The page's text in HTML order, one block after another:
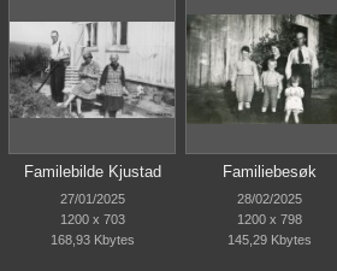
Familebilde Kjustad
27/01/2025
1200 x 703
168,93 Kbytes
Familiebesøk
28/02/2025
1200 x 798
145,29 Kbytes